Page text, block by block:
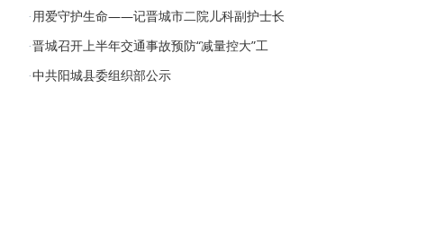
· 用爱守护生命——记晋城市二院儿科副护士长
·晋城召开上半年交通事故预防“减量控大”工
·中共阳城县委组织部公示